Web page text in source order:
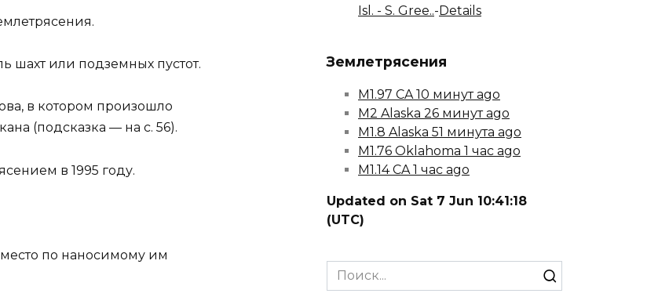
шахт или подземных пу­стот.
в котором произошло
(под­сказка — на с. 56).
в 1995 году.
по наносимо­му им
Isl. - S. Gree..-Details
Землетрясения
M1.97 CA 10 минут ago
M2 Alaska 26 минут ago
M1.8 Alaska 51 минута ago
M1.76 Oklahoma 1 час ago
M1.14 CA 1 час ago
Updated on Sat 7 Jun 10:41:18
(UTC)
Search
for: